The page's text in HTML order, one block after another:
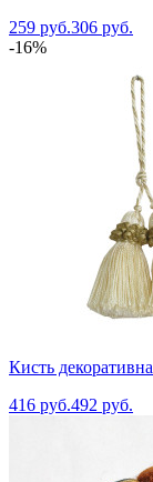
259 руб.306 руб.
-16%
Кисть
416 руб.492 руб.